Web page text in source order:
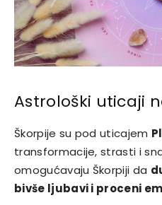
Astrološki uticaji
Škorpije su pod uticajem
transformacije, strasti i
omogućavaju Škorpiji da
bivše ljubavi i proceni